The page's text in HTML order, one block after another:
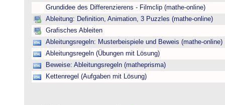
Grundidee des Differenzierens - Filmclip (mathe-online)
Ableitung: Definition, Animation, 3 Puzzles (mathe-online)
Grafisches Ableiten
Ableitungsregeln: Musterbeispiele und Beweis (mathe-online)
Ableitungsregeln (Übungen mit Lösung)
Beweise: Ableitungsregeln (matheprisma)
Kettenregel (Aufgaben mit Lösung)